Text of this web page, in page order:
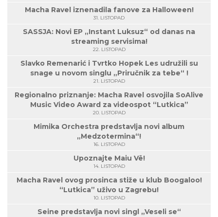
Macha Ravel iznenadila fanove za Halloween!
31. LISTOPAD
SASSJA: Novi EP „Instant Luksuz“ od danas na
streaming servisima!
22. LISTOPAD
Slavko Remenarić i Tvrtko Hopek Les udružili su
snage u novom singlu „Priručnik za tebe“ !
21. LISTOPAD
Regionalno priznanje: Macha Ravel osvojila SoAlive
Music Video Award za videospot “Lutkica”
20. LISTOPAD
Mimika Orchestra predstavlja novi album
„Medzotermina“!
16. LISTOPAD
Upoznajte Maiu Vë!
14. LISTOPAD
Macha Ravel ovog prosinca stiže u klub Boogaloo!
“Lutkica” uživo u Zagrebu!
10. LISTOPAD
Seine predstavlja novi singl „Veseli se“